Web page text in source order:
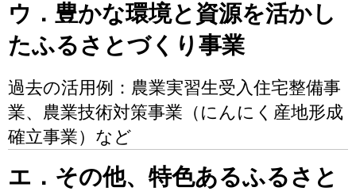
ウ．豊かな環境と資源を活かし
たふるさとづくり事業
過去の活用例：農業実習生受入住宅整備事
業、農業技術対策事業（にんにく産地形成
確立事業）など
エ．その他、特色あるふるさと